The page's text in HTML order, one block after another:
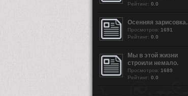
Рейтинг: 0.0
Осенняя зарисовка.
Просмотров: 1691
Рейтинг: 0.0
Мы в этой жизни
строили немало.
Просмотров: 1689
Рейтинг: 0.0